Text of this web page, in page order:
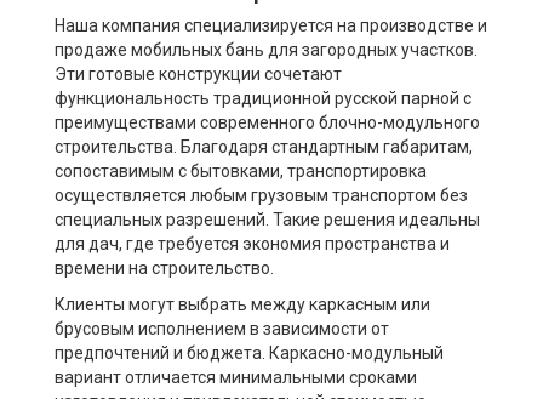
Наша компания специализируется на производстве и
продаже мобильных бань для загородных участков.
Эти готовые конструкции сочетают
функциональность традиционной русской парной с
преимуществами современного блочно-модульного
строительства. Благодаря стандартным габаритам,
сопоставимым с бытовками, транспортировка
осуществляется любым грузовым транспортом без
специальных разрешений. Такие решения идеальны
для дач, где требуется экономия пространства и
времени на строительство.
Клиенты могут выбрать между каркасным или
брусовым исполнением в зависимости от
предпочтений и бюджета. Каркасно-модульный
вариант отличается минимальными сроками